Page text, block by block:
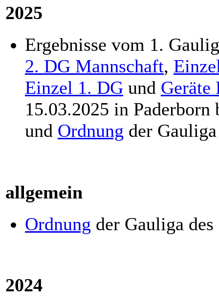
2025
Ergebnisse vom 1.
2. DG Mannschaft,
Einzel 1. DG und Geräte
15.03.2025 in
und Ordnung der Gauliga
allgemein
Ordnung der Gauliga
2024